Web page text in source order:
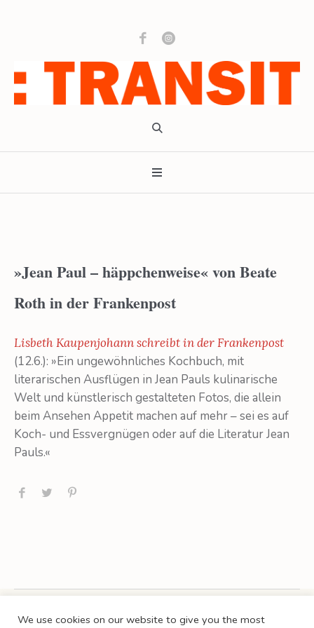
»Jean Paul – häppchenweise« von Beate
Roth in der Frankenpost
Lisbeth Kaupenjohann schreibt in der Frankenpost
(12.6.): »Ein ungewöhnliches Kochbuch, mit
literarischen Ausflügen in Jean Pauls kulinarische
Welt und künstlerisch gestalteten Fotos, die allein
beim Ansehen Appetit machen auf mehr – sei es auf
Koch- und Essvergnügen oder auf die Literatur Jean
Pauls.«
We use cookies on our website to give you the most